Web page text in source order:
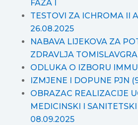
FAZA I
TESTOVI ZA ICHROMA II
26.08.2025
NABAVA LIJEKOVA ZA
ZDRAVLJA
ODLUKA O IZBORU
IZMJENE I DOPUNE PJN
OBRAZAC REALIZACIJE
MEDICINSKI I
08.09.2025